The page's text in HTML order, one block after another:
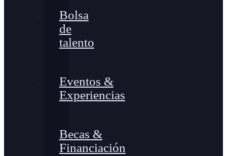
Bolsa
de
talento
Eventos &
Experiencias
Becas &
Financiación